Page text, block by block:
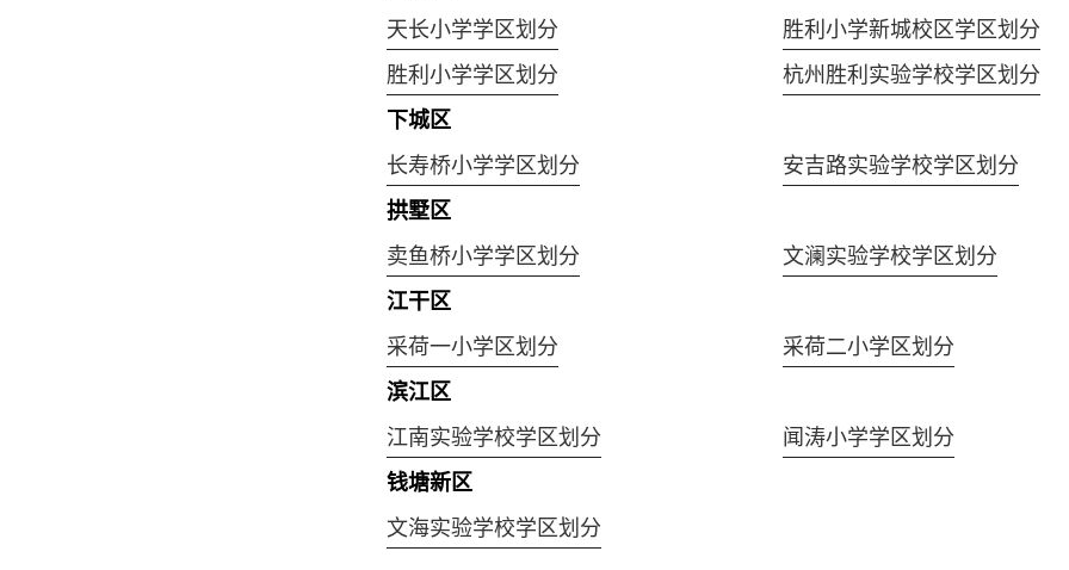
天长小学学区划分
胜利小学新城校区学区划分
胜利小学学区划分
杭州胜利实验学校学区划分
下城区
长寿桥小学学区划分 安吉路实验学校学区划分
拱墅区
卖鱼桥小学学区划分 文澜实验学校学区划分
江干区
采荷一小学区划分 采荷二小学区划分
滨江区
江南实验学校学区划分 闻涛小学学区划分
钱塘新区
文海实验学校学区划分